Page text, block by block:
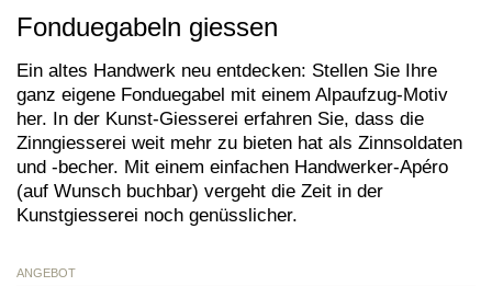
Fonduegabeln giessen
Ein altes Handwerk neu entdecken: Stellen Sie Ihre
ganz eigene Fonduegabel mit einem Alpaufzug-Motiv
her. In der Kunst-Giesserei erfahren Sie, dass die
Zinngiesserei weit mehr zu bieten hat als Zinnsoldaten
und -becher. Mit einem einfachen Handwerker-Apéro
(auf Wunsch buchbar) vergeht die Zeit in der
Kunstgiesserei noch genüsslicher.
ANGEBOT